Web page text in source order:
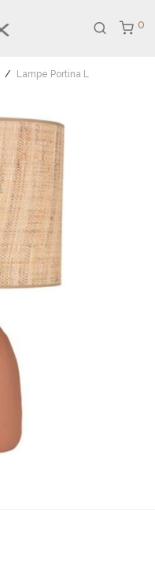
0
/ Lampe Portina L